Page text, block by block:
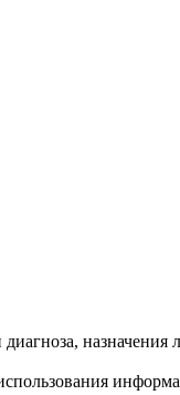
назначения